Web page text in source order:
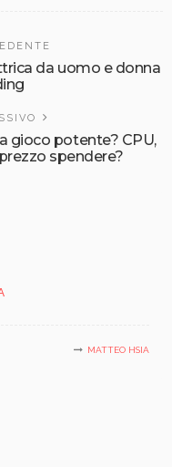
da uomo e donna
gioco potente? CPU,
spendere?
MATTEO HSIA